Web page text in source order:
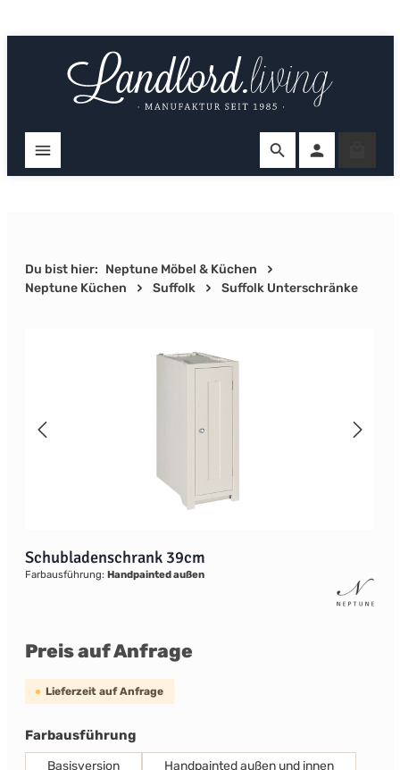
Du bist hier: Neptune Möbel & Küchen
Neptune Küchen
Suffolk Suffolk Unterschränke
Schubladenschrank 39cm
Farbausführung: Handpainted außen
Preis auf Anfrage
Lieferzeit auf Anfrage
Farbausführungauswählen
Basisversion
Handpainted außen und innen